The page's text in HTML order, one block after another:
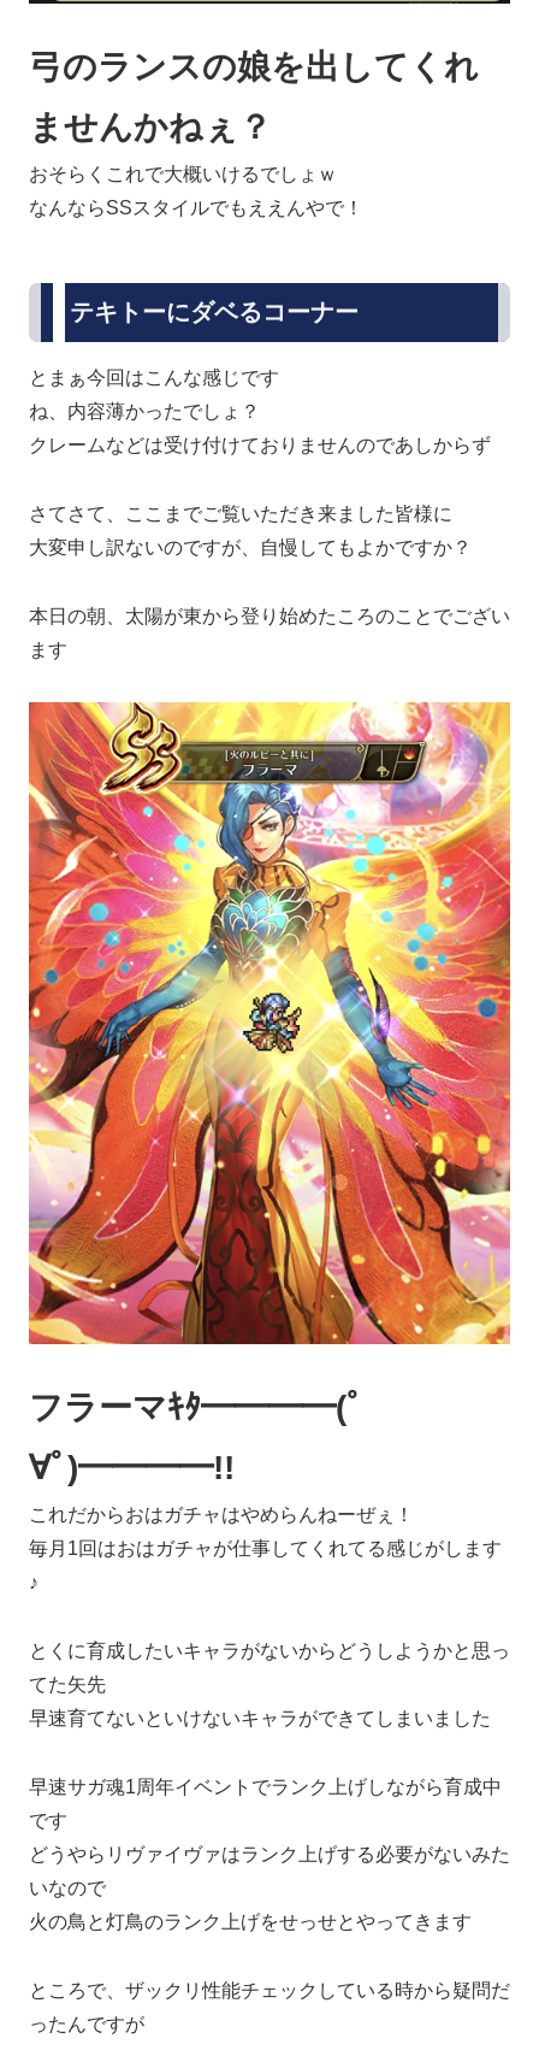
弓のランスの娘を出してくれ
ませんかねぇ？
おそらくこれで大概いけるでしょｗ
なんならSSスタイルでもええんやで！
テキトーにダベるコーナー
とまぁ今回はこんな感じです
ね、内容薄かったでしょ？
クレームなどは受け付けておりませんのであしからず
さてさて、ここまでご覧いただき来ました皆様に
大変申し訳ないのですが、自慢してもよかですか？
本日の朝、太陽が東から登り始めたころのことでござい
ます
フラーマｷﾀ━━━━(ﾟ
∀ﾟ)━━━━!!
これだからおはガチャはやめらんねーぜぇ！
毎月1回はおはガチャが仕事してくれてる感じがします
♪
とくに育成したいキャラがないからどうしようかと思っ
てた矢先
早速育てないといけないキャラができてしまいました
早速サガ魂1周年イベントでランク上げしながら育成中
です
どうやらリヴァイヴァはランク上げする必要がないみた
いなので
火の鳥と灯鳥のランク上げをせっせとやってきます
ところで、ザックリ性能チェックしている時から疑問だ
ったんですが